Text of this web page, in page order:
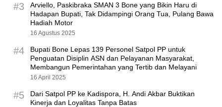
#3
Arviello, Paskibraka SMAN 3 Bone yang Bikin Haru di
Hadapan Bupati, Tak Didampingi Orang Tua, Pulang Bawa
Hadiah Motor
16 Agustus 2025
#4
Bupati Bone Lepas 139 Personel Satpol PP untuk
Penguatan Disiplin ASN dan Pelayanan Masyarakat,
Membangun Pemerintahan yang Tertib dan Melayani
16 April 2025
#5
Dari Satpol PP ke Kadispora, H. Andi Akbar Buktikan
Kinerja dan Loyalitas Tanpa Batas